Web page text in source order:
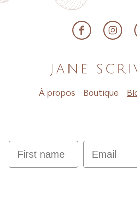
Facebook
À propos Boutique
first name Email